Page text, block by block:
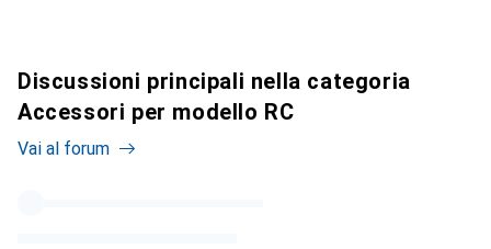
Discussioni principali nella categoria
Accessori per modello RC
Vai al forum